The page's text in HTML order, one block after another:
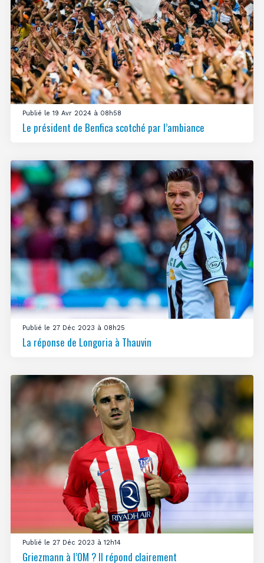
Publié le 19 Avr 2024 à 08h58
Le président de Benfica scotché par l’ambiance
Publié le 27 Déc 2023 à 08h25
La réponse de Longoria à Thauvin
Publié le 27 Déc 2023 à 12h14
Griezmann à l’OM ? Il répond clairement